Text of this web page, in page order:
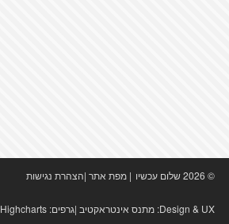
© 2026 שלום עכשיו | מפת אתר|הצהרת נגישות
Design & UX: מתנס אינטראקטיב|גרפים: Highcharts